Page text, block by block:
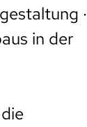
·
in der